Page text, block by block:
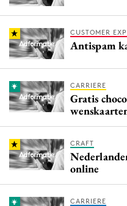
CUSTOMER
Antispam
CARRIERE
Gratis
CRAFT
online
CARRIERE